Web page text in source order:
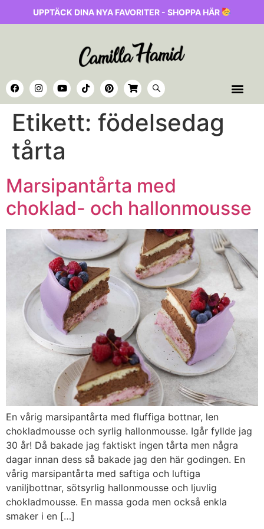
UPPTÄCK DINA NYA FAVORITER - SHOPPA HÄR
Etikett: födelsedag
tårta
Marsipantårta med
choklad- och hallonmousse
En vårig marsipantårta med fluffiga bottnar, len
chokladmousse och syrlig hallonmousse. Igår fyllde jag
30 år! Då bakade jag faktiskt ingen tårta men några
dagar innan dess så bakade jag den här godingen. En
vårig marsipantårta med saftiga och luftiga
vaniljbottnar, sötsyrlig hallonmousse och ljuvlig
chokladmousse. En massa goda men också enkla
smaker i en […]